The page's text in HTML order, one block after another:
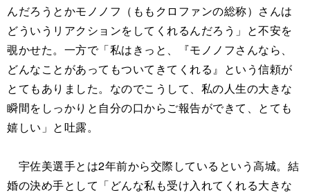
んだろうとかモノノフ（ももクロファンの総称）さんは
どういうリアクションをしてくれるんだろう」と不安を
覗かせた。一方で「私はきっと、『モノノフさんなら、
どんなことがあってもついてきてくれる』という信頼が
とてもありました。なのでこうして、私の人生の大きな
瞬間をしっかりと自分の口からご報告ができて、とても
嬉しい」と吐露。
宇佐美選手とは2年前から交際しているという高城。結
婚の決め手として「どんな私も受け入れてくれる大きな